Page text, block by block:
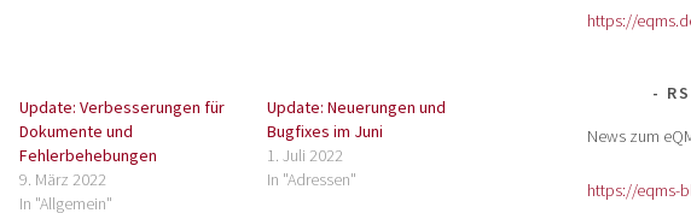
Update: Verbesserungen für
Dokumente und
Fehlerbehebungen
9. März 2022
In "Allgemein"
Update: Neuerungen und
Bugfixes im Juni
1. Juli 2022
In "Adressen"
https://
News zum
https://eqms-